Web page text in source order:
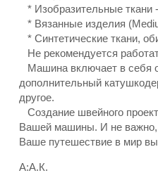
* Изобразительные ткани
* Вязанные изделия
* Синтетические ткани,
Не рекомендуется
Машина включает в себя
дополнительный
другое.
Создание швейного
Вашей машины. И не важно,
Ваше путешествие в мир
А:А.К.